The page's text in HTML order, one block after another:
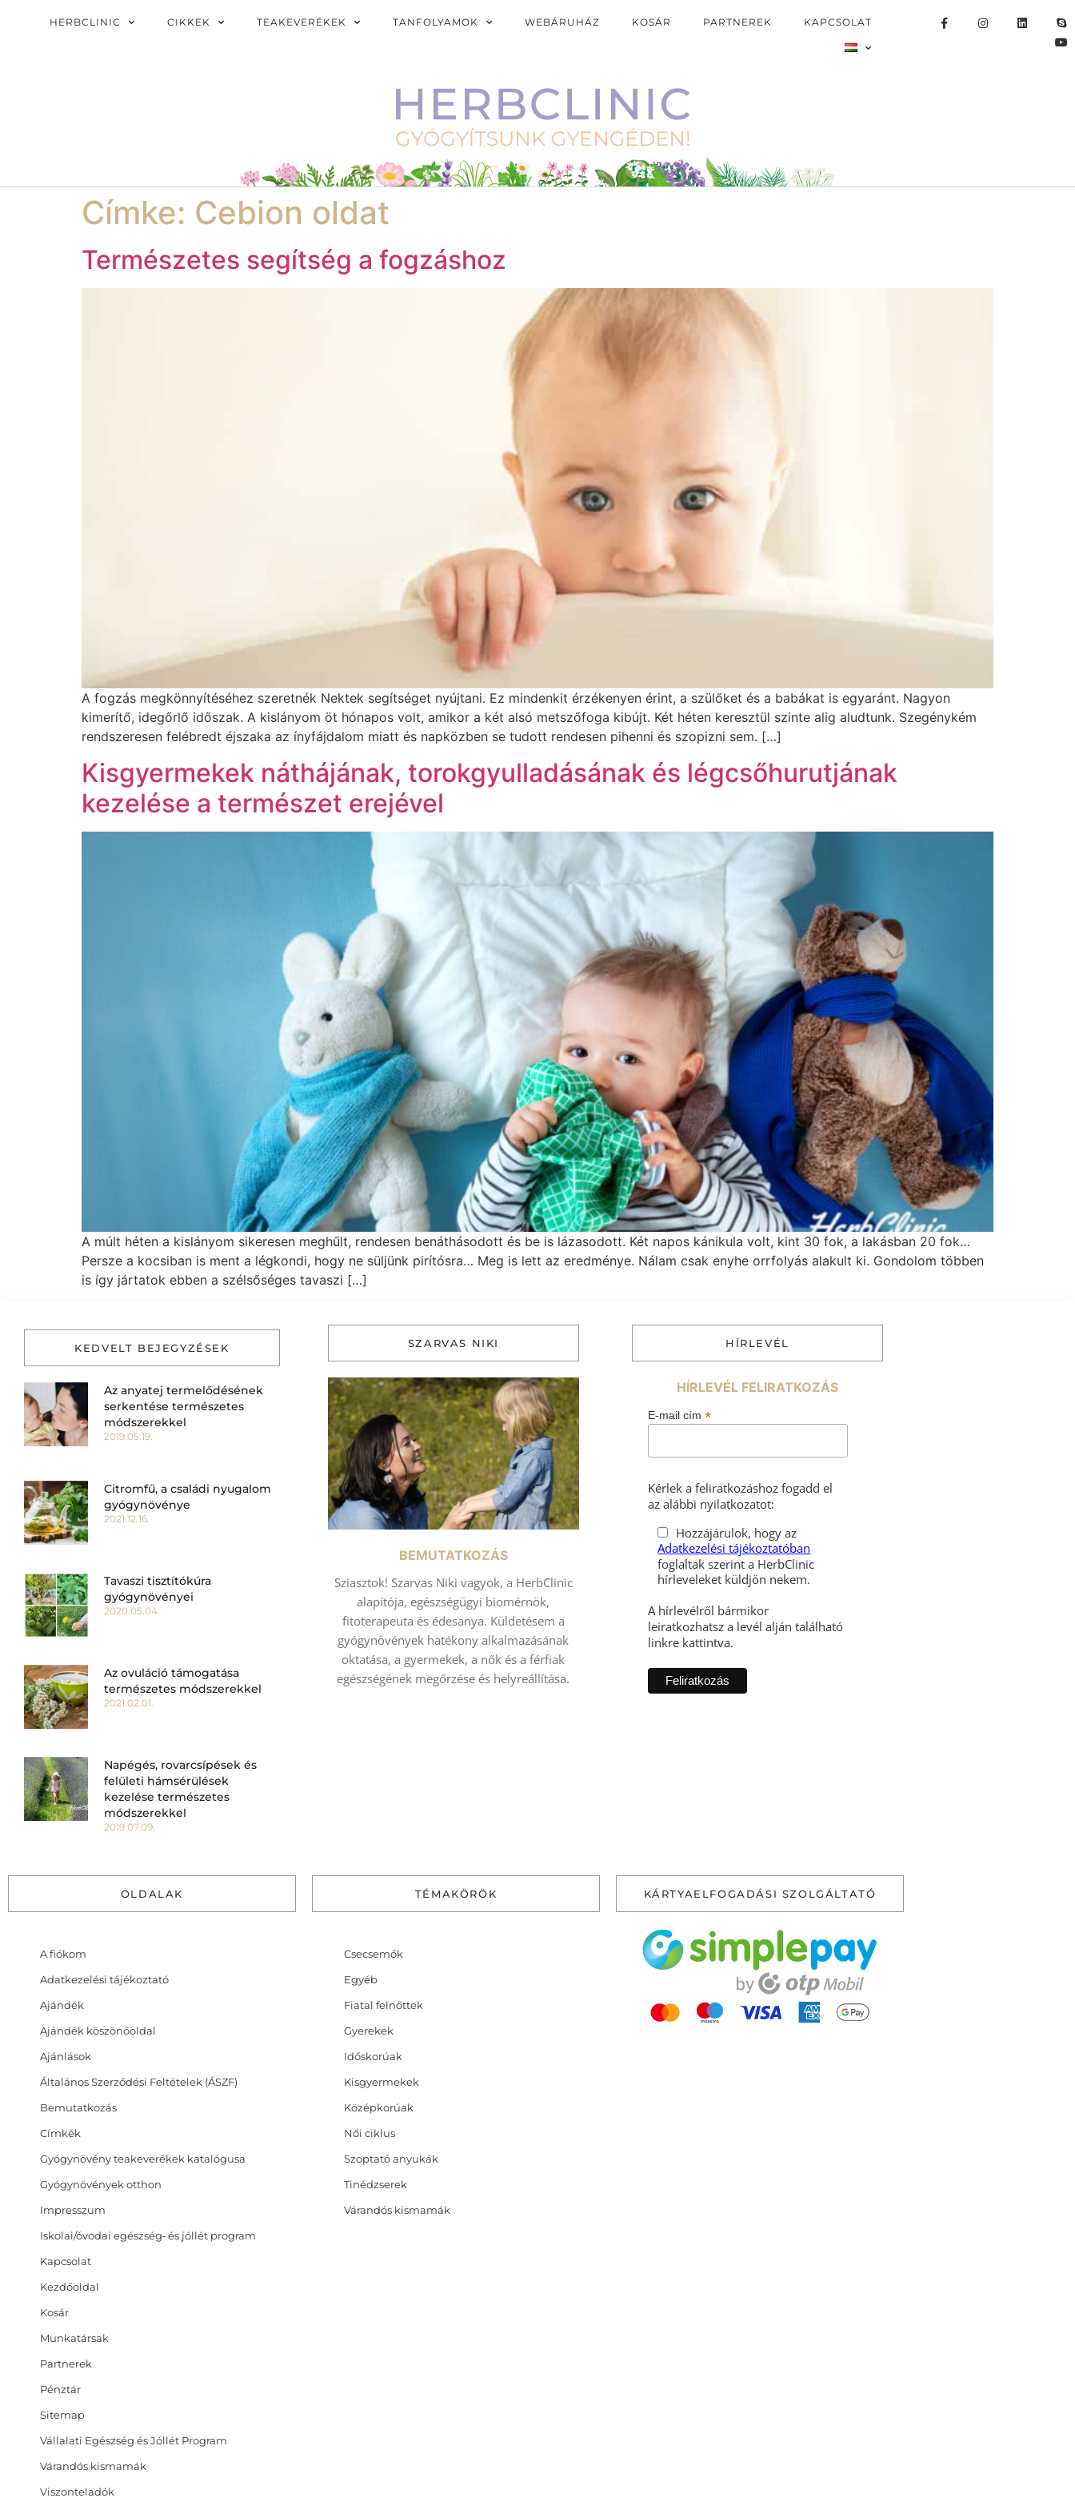
HERBCLINIC CIKKEK TEAKEVERÉKEK TANFOLYAMOK WEBÁRUHÁZ KOSÁR PARTNEREK KAPCSOLAT
Címke: Cebion oldat
Természetes segítség a fogzáshoz
A fogzás megkönnyítéséhez szeretnék Nektek segítséget nyújtani. Ez mindenkit érzékenyen érint, a szülőket és a babákat is egyaránt. Nagyon
kimerítő, idegőrlő időszak. A kislányom öt hónapos volt, amikor a két alsó metszőfoga kibújt. Két héten keresztül szinte alig aludtunk. Szegénykém
rendszeresen felébredt éjszaka az ínyfájdalom miatt és napközben se tudott rendesen pihenni és szopizni sem. […]
Kisgyermekek náthájának, torokgyulladásának és légcsőhurutjának
kezelése a természet erejével
A múlt héten a kislányom sikeresen meghűlt, rendesen benáthásodott és be is lázasodott. Két napos kánikula volt, kint 30 fok, a lakásban 20 fok…
Persze a kocsiban is ment a légkondi, hogy ne süljünk pirítósra… Meg is lett az eredménye. Nálam csak enyhe orrfolyás alakult ki. Gondolom többen
is így jártatok ebben a szélsőséges tavaszi […]
KEDVELT BEJEGYZÉSEK
Az anyatej termelődésének
serkentése természetes
módszerekkel
2019.05.19.
Citromfű, a családi nyugalom
gyógynövénye
2021.12.16.
Tavaszi tisztítókúra
gyógynövényei
2020.05.04.
Az ovuláció támogatása
természetes módszerekkel
2021.02.01.
Napégés, rovarcsípések és
felületi hámsérülések
kezelése természetes
módszerekkel
2019.07.09.
SZARVAS NIKI
BEMUTATKOZÁS
Sziasztok! Szarvas Niki vagyok, a HerbClinic
alapítója, egészségügyi biomérnök,
fitoterapeuta és édesanya. Küldetésem a
gyógynövények hatékony alkalmazásának
oktatása, a gyermekek, a nők és a férfiak
egészségének megőrzése és helyreállítása.
HÍRLEVÉL
HÍRLEVÉL FELIRATKOZÁS
E-mail cím *
Kérlek a feliratkozáshoz fogadd el
az alábbi nyilatkozatot:
Hozzájárulok, hogy az
Adatkezelési tájékoztatóban
foglaltak szerint a HerbClinic
hírleveleket küldjön nekem.
A hírlevélről bármikor
leiratkozhatsz a levél alján található
linkre kattintva.
OLDALAK
A fiókom
Adatkezelési tájékoztató
Ajándék
Ajándék köszönőoldal
Ajánlások
Általános Szerződési Feltételek (ÁSZF)
Bemutatkozás
Címkék
Gyógynövény teakeverékek katalógusa
Gyógynövények otthon
Impresszum
Iskolai/óvodai egészség‑ és jóllét program
Kapcsolat
Kezdőoldal
Kosár
Munkatársak
Partnerek
Pénztár
Sitemap
Vállalati Egészség és Jóllét Program
Várandós kismamák
Viszonteladók
TÉMAKÖRÖK
Csecsemők
Egyéb
Fiatal felnőttek
Gyerekek
Időskorúak
Kisgyermekek
Középkorúak
Női ciklus
Szoptató anyukák
Tinédzserek
Várandós kismamák
KÁRTYAELFOGADÁSI SZOLGÁLTATÓ